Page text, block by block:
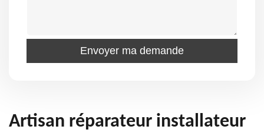
Artisan réparateur installateur